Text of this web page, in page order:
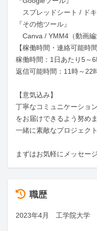
スプレッドシート / ド
『その他ツール』
Canva / YMM4（動画編
【稼働時間・連絡可能時間
稼働時間：1日あたり5～6
返信可能時間：11時～22
【意気込み】
丁寧なコミュニケーショ
をお届けできるよう努めま
一緒に素敵なプロジェク
まずはお気軽にメッセー
職歴
2023年4月　工学院大学